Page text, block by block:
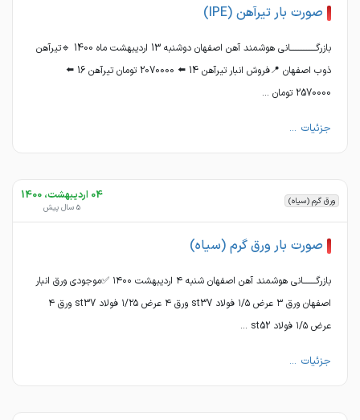
صورت بار تیرآهن (IPE)
بازرگــــــــــــــــانی هوشمند آهن اصفهان دوشنبه 13 اردیبهشت ماه 1400 🔹تیرآهن
ذوب اصفهان 📍فروش انبار تیرآهن 14 ⬅️ 2070000 تومان تیرآهن 16 ⬅️
2570000 تومان ...
جزئیات ...
ورق گرم (سیاه) 04 اردیبهشت، 1400
5 سال پیش
صورت بار ورق گرم (سیاه)
بازرگــــــــانی هوشمند آهن اصفهان شنبه ۴ اردیبهشت ١۴٠٠ ✅موجودی ورق انبار
اصفهان ورق ٣ عرض ١/۵ فولاد st37 ورق ۴ عرض ١/٢۵ فولاد st37 ورق ۴
عرض ١/۵ فولاد st52 ...
جزئیات ...